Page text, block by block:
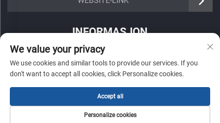
https://www.jinenplastic.com/news
https://www.jinenplastic.com/contact-us
INFORMASJON
Registrer deg for å motta vårt ukentlige nyhetsbrev
Send inn
We value your privacy
We use cookies and similar tools to provide our services. If you
don't want to accept all cookies, click Personalize cookies.
Personalize cookies
Accept all